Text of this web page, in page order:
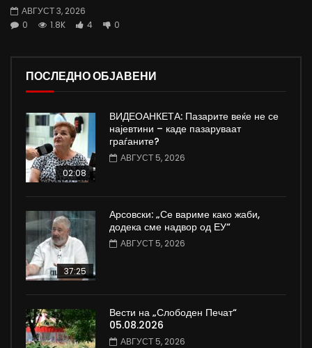
АВГУСТ 3, 2026
0
1.8K 4 0
ПОСЛЕДНО ОБЈАВЕНИ
02:08
ВИДЕОАНКЕТА: Пазарите веќе не се
најевтини – каде пазаруваат
граѓаните?
АВГУСТ 5, 2026
37:25
Арсовски: „Се вариме како жаби,
додека сме надвор од ЕУ“
АВГУСТ 5, 2026
Вести на „Слободен Печат“
05.08.2026
АВГУСТ 5, 2026